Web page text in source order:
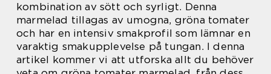
kombination av sött och syrligt. Denna
marmelad tillagas av umogna, gröna tomater
och har en intensiv smakprofil som lämnar en
varaktig smakupplevelse på tungan. I denna
artikel kommer vi att utforska allt du behöver